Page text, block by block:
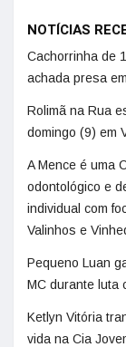
NOTÍCIAS
Cachorrinha de
achada presa
Rolimã na Rua
domingo (9) em
A Mence é uma
odontológico e
individual com
Valinhos e
Pequeno Luan
MC durante luta
Ketlyn Vitória
vida na Cia